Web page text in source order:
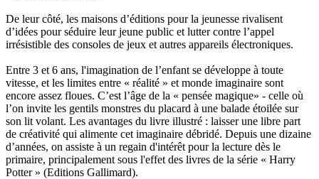
De leur côté, les maisons d’éditions pour la jeunesse rivalisent
d’idées pour séduire leur jeune public et lutter contre l’appel
irrésistible des consoles de jeux et autres appareils électroniques.
Entre 3 et 6 ans, l'imagination de l’enfant se développe à toute
vitesse, et les limites entre « réalité » et monde imaginaire sont
encore assez floues. C’est l’âge de la « pensée magique» - celle où
l’on invite les gentils monstres du placard à une balade étoilée sur
son lit volant. Les avantages du livre illustré : laisser une libre part
de créativité qui alimente cet imaginaire débridé. Depuis une dizaine
d’années, on assiste à un regain d'intérêt pour la lecture dès le
primaire, principalement sous l'effet des livres de la série « Harry
Potter » (Editions Gallimard).